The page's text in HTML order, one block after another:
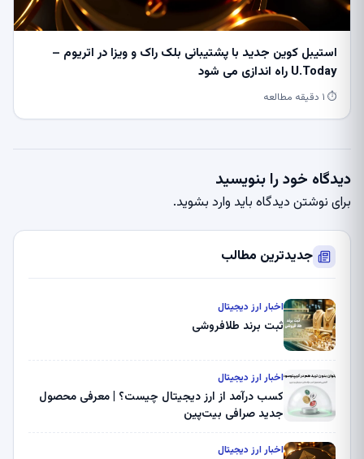
استیبل کوین جدید با پشتیبانی بلک راک و ویزا در اتریوم –
U.Today راه اندازی می شود
⏱ ۱ دقیقه مطالعه
دیدگاه خود را بنویسید
برای نوشتن دیدگاه باید وارد بشوید.
جدیدترین مطالب
اخبار ارز دیجیتال
ثبت برند طلافروشی
اخبار ارز دیجیتال
کسب درآمد از ارز دیجیتال چیست؟ | معرفی محصول
جدید صرافی بیت‌پین
اخبار ارز دیجیتال